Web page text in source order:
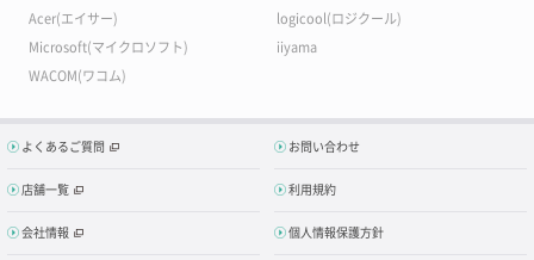
Acer(エイサー)
logicool(ロジクール)
Microsoft(マイクロソフト)
iiyama
WACOM(ワコム)
よくあるご質問 お問い合わせ
店舗一覧 利用規約
会社情報 個人情報保護方針